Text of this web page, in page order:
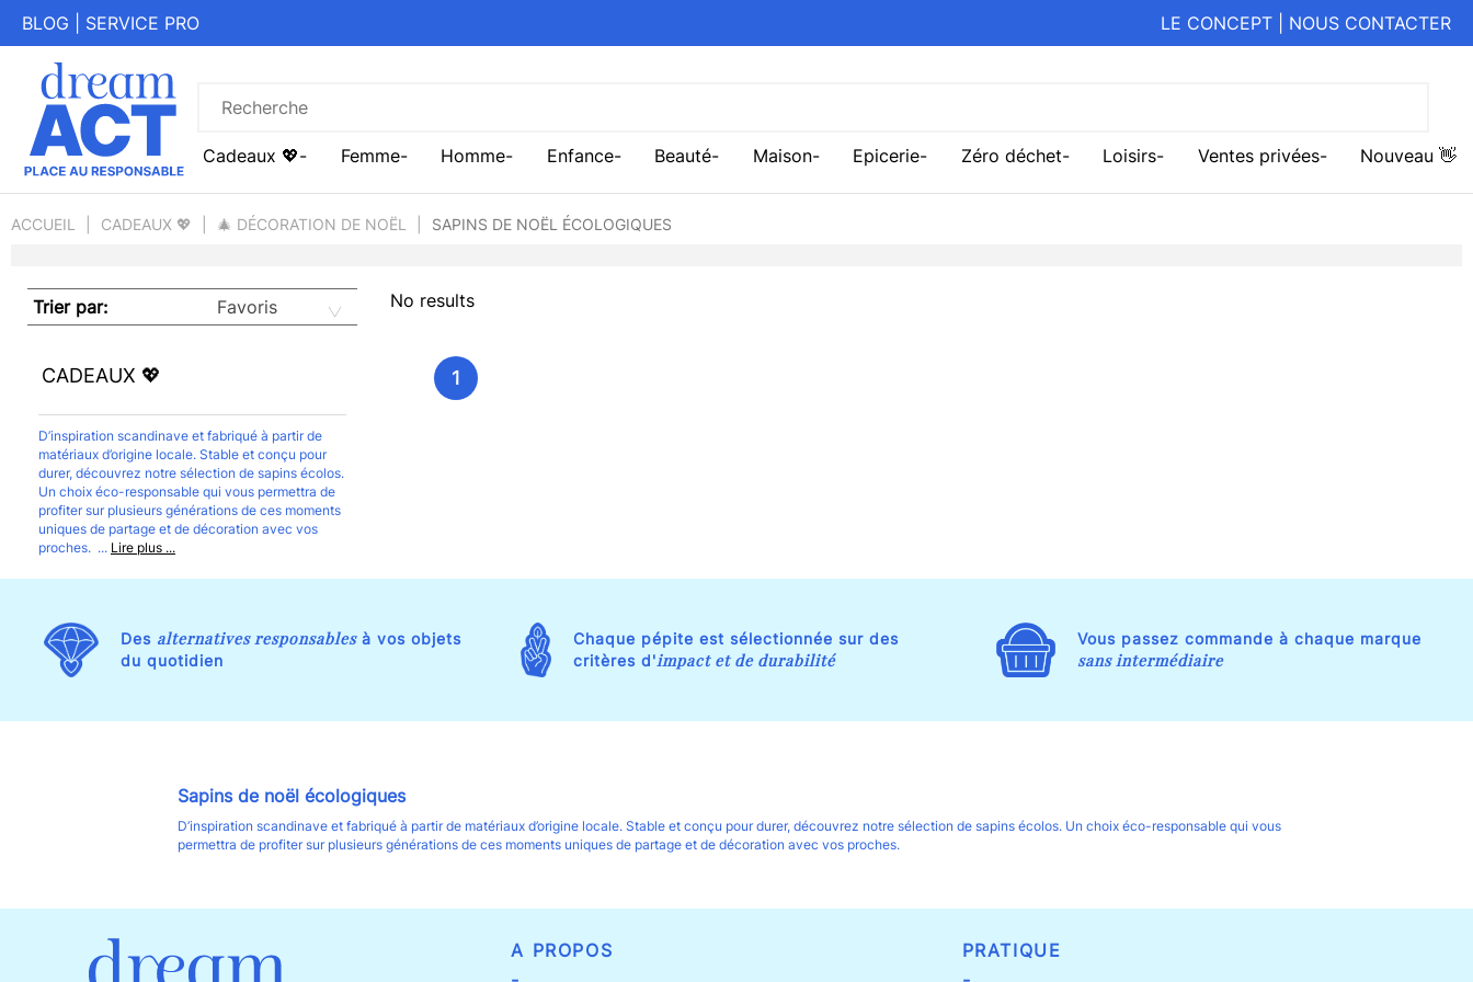
BLOG SERVICE PRO LE CONCEPT NOUS CONTACTER
Cadeaux 💖 Femme Homme Enfance Beauté Maison Epicerie Zéro déchet Loisirs Ventes privées Nouveau 👋
ACCUEIL CADEAUX 💖 🎄 DÉCORATION DE NOËL SAPINS DE NOËL ÉCOLOGIQUES
Trier par:
CADEAUX 💖
D’inspiration scandinave et fabriqué à partir de
matériaux d’origine locale. Stable et conçu pour
durer, découvrez notre sélection de sapins écolos.
Un choix éco-responsable qui vous permettra de
profiter sur plusieurs générations de ces moments
uniques de partage et de décoration avec vos
proches.
Lire plus ...
No results
1
Des alternatives responsablesà vos objets
du quotidien
Chaque pépite est sélectionnée sur des
critères d'impact et de durabilité
Vous passez commande à chaque marque
sans intermédiaire
Sapins de noël écologiques
D’inspiration scandinave et fabriqué à partir de matériaux d’origine locale. Stable et conçu pour durer, découvrez notre sélection de sapins écolos. Un choix éco-responsable qui vous
permettra de profiter sur plusieurs générations de ces moments uniques de partage et de décoration avec vos proches.
A PROPOS
PRATIQUE